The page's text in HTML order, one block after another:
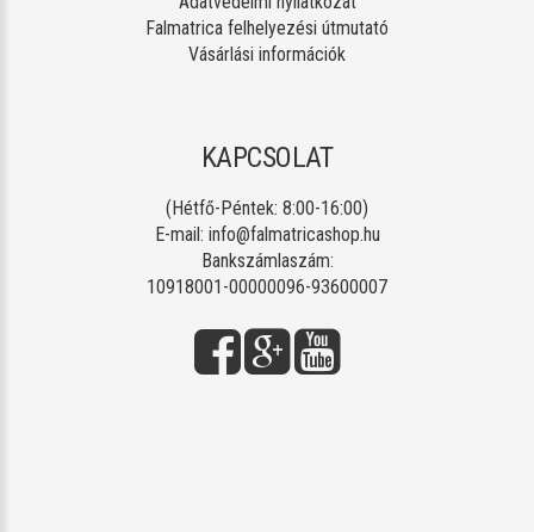
Falmatrica felhelyezési útmutató
Vásárlási információk
KAPCSOLAT
(Hétfő-Péntek: 8:00-16:00)
E-mail: info@falmatricashop.hu
Bankszámlaszám:
10918001-00000096-93600007